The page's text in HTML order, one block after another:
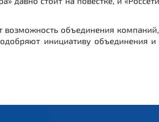
возможность объединения
инициативу объединения